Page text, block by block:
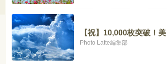
【祝】10,000枚突破！
Photo Latte編集部